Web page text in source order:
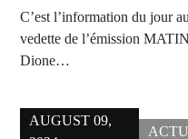
C’est l’information du jour
vedette de l’émission
Dione…
AUGUST 09,